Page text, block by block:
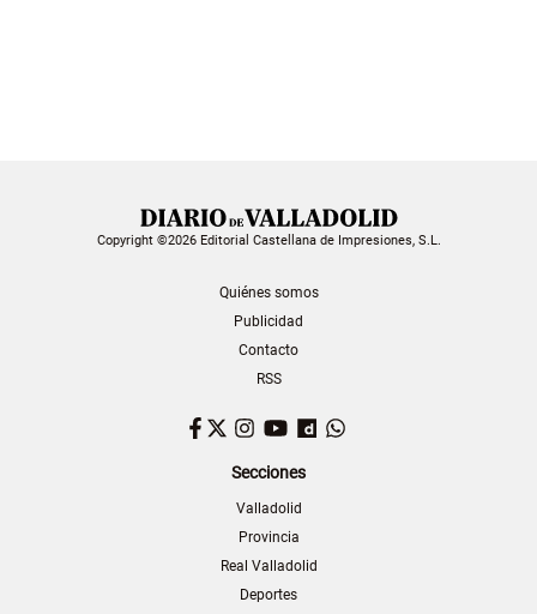
Copyright ©2026 Editorial Castellana de Impresiones, S.L.
Quiénes somos
Publicidad
Contacto
RSS
Facebook
TwitterInstagram
YouTubeDailymotion
Secciones
Valladolid
Provincia
Real Valladolid
Deportes